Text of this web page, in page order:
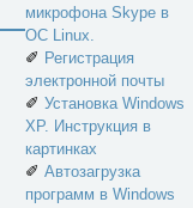
микрофона Skype в
ОС Linux.
✐ Регистрация
электронной почты
✐ Установка Windows
XP. Инструкция в
картинках
✐ Автозагрузка
программ в Windows